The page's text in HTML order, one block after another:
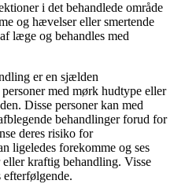
i det behandlede område
og hævelser eller smertende
læge og behandles med
er en sjælden
med mørk hudtype eller
Disse personer kan med
behandlinger forud for
deres risiko for
ligeledes forekomme og ses
kraftig behandling. Visse
efterfølgende.